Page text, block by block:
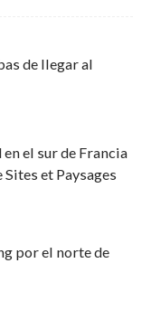
de llegar al
el sur de Francia
et Paysages
por el norte de